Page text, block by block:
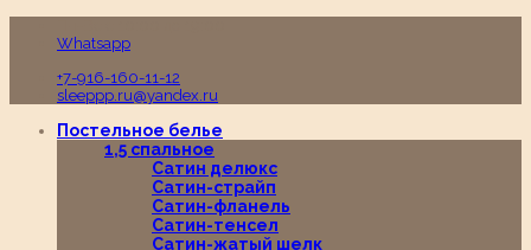
Whatsapp
+7-916-160-11-12
sleeppp.ru@yandex.ru
Постельное белье
1,5 спальное
Сатин делюкс
Сатин-страйп
Сатин-фланель
Сатин-тенсел
Сатин-жатый шелк